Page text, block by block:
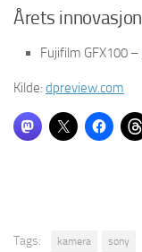
Årets innovasjon
Fujifilm GFX100 –
Kilde: dpreview.com
Tags: kamera sony